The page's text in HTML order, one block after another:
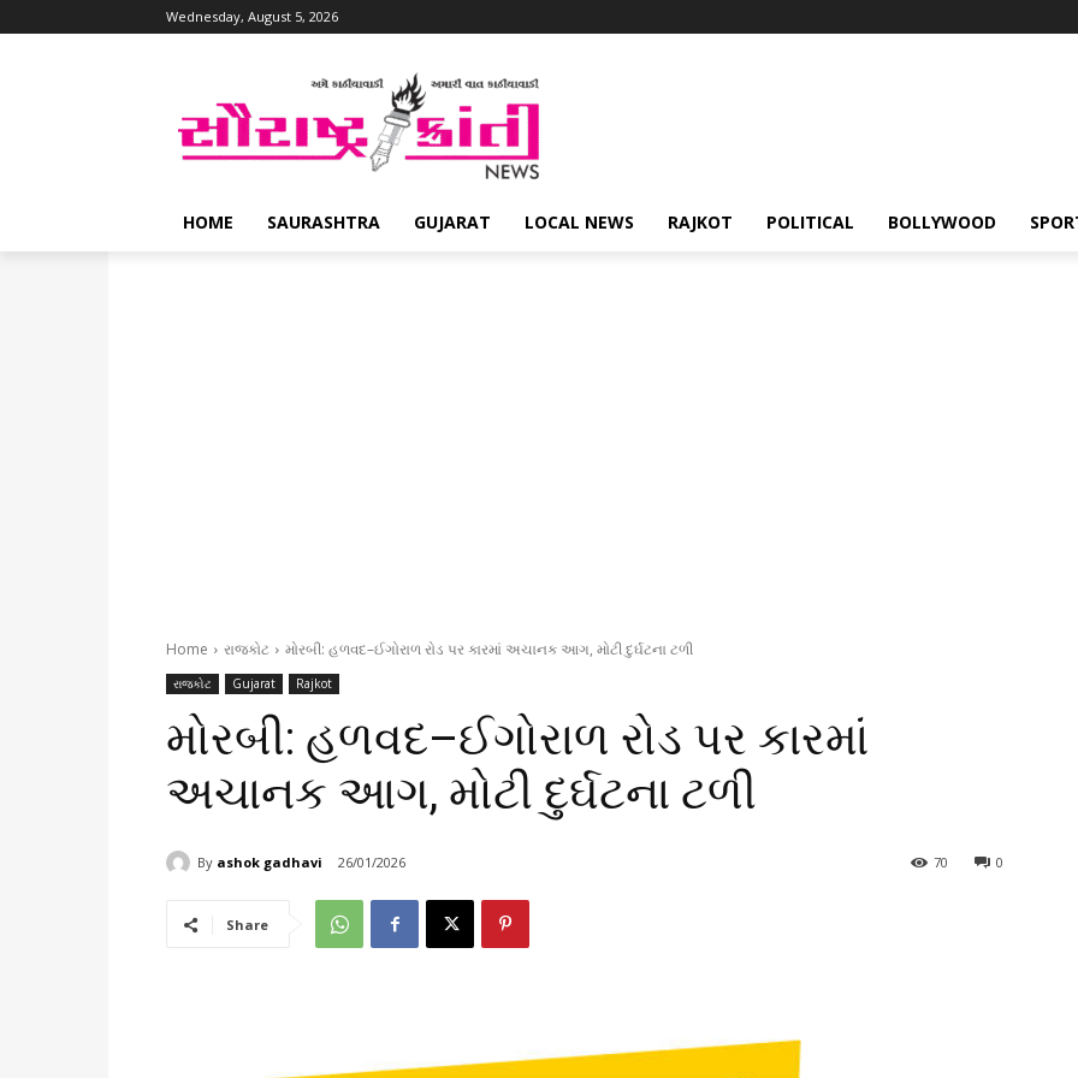
Wednesday, August 5, 2026
HOME SAURASHTRA GUJARAT LOCAL NEWS RAJKOT POLITICAL BOLLYWOOD
Home રાજકોટ મોરબી: હળવદ–ઈગોરાળ રોડ પર કારમાં અચાનક આગ, મોટી દુર્ઘટના ટળી
રાજકોટ Gujarat Rajkot
મોરબી: હળવદ–ઈગોરાળ રોડ પર કારમાં
અચાનક આગ, મોટી દુર્ઘટના ટળી
By ashok gadhavi 26/01/2026 0
70
Share